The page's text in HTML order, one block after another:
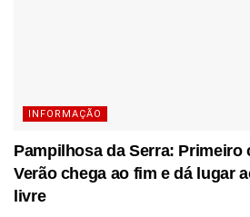
INFORMAÇÃO
Pampilhosa da Serra: Primeiro
Verão chega ao fim e dá lugar
livre